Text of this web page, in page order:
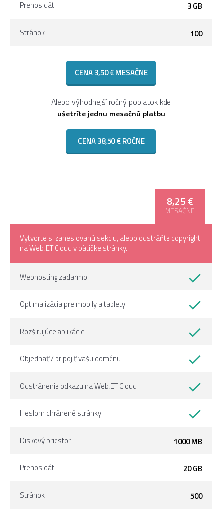
3 GB
Prenos dát
100
Stránok
CENA 3,50 € MESAČNE
Alebo výhodnejší ročný poplatok kde
ušetríte jednu mesačnú platbu
CENA 38,50 € ROČNE
8,25 €
MESAČNE
Vytvorte si zaheslovanú sekciu, alebo odstráňte copyright
na WebJET Cloud v pätičke stránky.
Webhosting zadarmo
Optimalizácia pre mobily a tablety
Rozširujúce aplikácie
Objednať / pripojiť vašu doménu
Odstránenie odkazu na WebJET Cloud
Heslom chránené stránky
1000 MB
Diskový priestor
20 GB
Prenos dát
500
Stránok